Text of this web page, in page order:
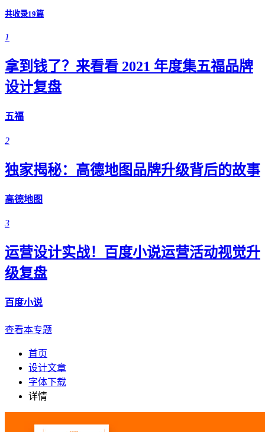
共收录19篇
1
拿到钱了？来看看 2021 年度集五福品牌
设计复盘
五福
2
独家揭秘：高德地图品牌升级背后的故事
高德地图
3
运营设计实战！百度小说运营活动视觉升
级复盘
百度小说
查看本专题
首页
设计文章
字体下载
详情